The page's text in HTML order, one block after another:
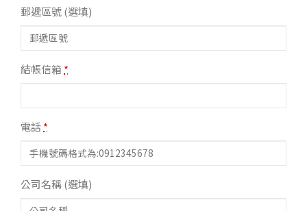
郵遞區號(選填)
結帳信箱 *
電話*
公司名稱(選填)